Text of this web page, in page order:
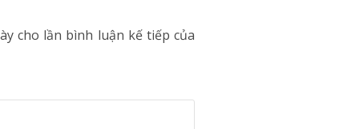
cho lần bình luận kế tiếp của